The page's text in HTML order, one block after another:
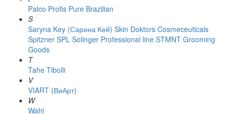
Palco Profis Pure Brazilian
S
Saryna Key (Сарина Кей) Skin Doktors Cosmeceuticals
Spitzner SPL Solinger Professional line STMNT Grooming
Goods
T
Tahe Tibolli
V
VIART (ВиАрт)
W
Wahl